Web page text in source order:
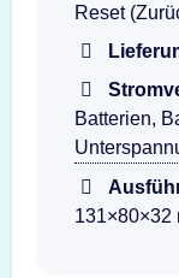
Reset
Batterien,
131×80×32